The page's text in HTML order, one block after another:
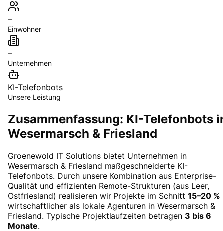
–
Einwohner
–
Unternehmen
KI-Telefonbots
Unsere Leistung
Zusammenfassung: KI-Telefonbots
Wesermarsch & Friesland
Groenewold IT Solutions bietet Unternehmen in
Wesermarsch & Friesland maßgeschneiderte KI-
Telefonbots. Durch unsere Kombination aus Enterprise-
Qualität und effizienten Remote-Strukturen (aus Leer,
Ostfriesland) realisieren wir Projekte im Schnitt 15–20 %
wirtschaftlicher als lokale Agenturen in Wesermarsch &
Friesland. Typische Projektlaufzeiten betragen 3 bis 6
Monate.